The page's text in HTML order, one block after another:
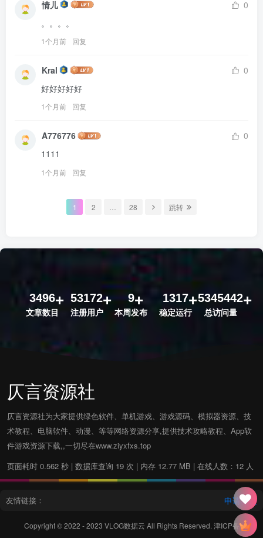
情儿
0
。。。。
1个月前 回复
Kral
0
好好好好好
1个月前 回复
A776776
0
1111
1个月前 回复
1 2 28 跳转
3496
文章数目
53172
注册用户
9
本周发布
1317
稳定运行
5345442
总访问量
仄言资源社
仄言资源社为大家提供绿色软件、单机游戏、游戏源码、模拟器资源、技
术教程、电脑软件、动漫、等等网络资源分享,提供技术攻略教程、App软
件游戏资源下载,,一切尽在www.ziyxfxs.top
页面耗时 0.562 秒 | 数据库查询 19 次 | 内存 12.77 MB | 在线人数：12 人
友情链接： 申请友链
Copyright © 2022 - 2023 VLOG数据云 All Rights Reserved. 津ICP备